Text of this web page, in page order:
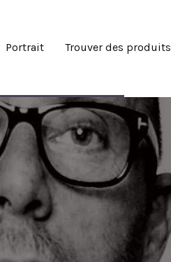
Portrait Trouver des produits